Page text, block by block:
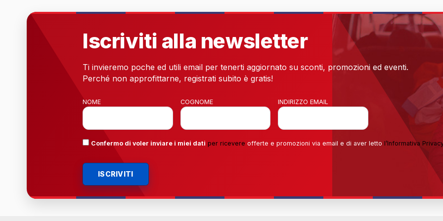
Iscriviti alla newsletter
Ti invieremo poche ed utili email per tenerti aggiornato su sconti, promozioni ed eventi.
Perché non approfittarne, registrati subito è gratis!
NOME COGNOME INDIRIZZO EMAIL
Confermo di voler inviare i miei dati per ricevere offerte e promozioni via email e di aver letto l’Informativa Privacy
ISCRIVITI